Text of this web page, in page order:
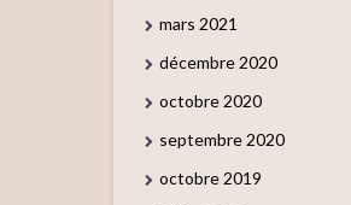
mars 2021
décembre 2020
octobre 2020
septembre 2020
octobre 2019